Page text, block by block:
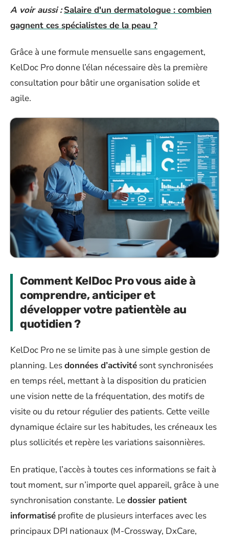
A voir aussi : Salaire d'un dermatologue : combien
gagnent ces spécialistes de la peau ?
Grâce à une formule mensuelle sans engagement,
KelDoc Pro donne l’élan nécessaire dès la première
consultation pour bâtir une organisation solide et
agile.
Comment KelDoc Pro vous aide à
comprendre, anticiper et
développer votre patientèle au
quotidien ?
KelDoc Pro ne se limite pas à une simple gestion de
planning. Lesdonnées d’activité sont synchronisées
en temps réel, mettant à la disposition du praticien
une vision nette de la fréquentation, des motifs de
visite ou du retour régulier des patients. Cette veille
dynamique éclaire sur les habitudes, les créneaux les
plus sollicités et repère les variations saisonnières.
En pratique, l’accès à toutes ces informations se fait à
tout moment, sur n’importe quel appareil, grâce à une
synchronisation constante. Ledossier patient
informatisé profite de plusieurs interfaces avec les
principaux DPI nationaux (M-Crossway, DxCare,